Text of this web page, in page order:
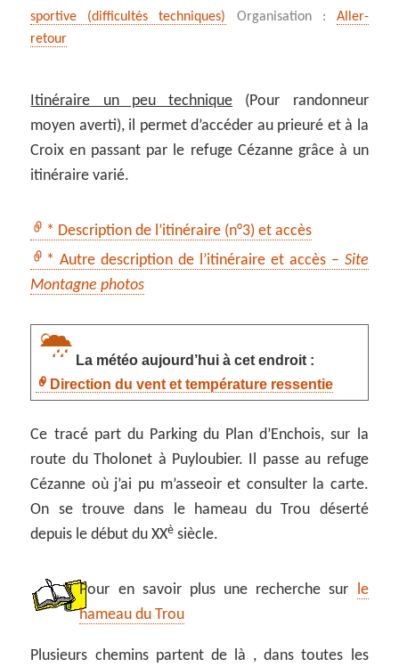
sportive (difficultés techniques) Organisation : Aller-
retour
Itinéraire un peu technique (Pour randonneur
moyen averti), il permet d’accéder au prieuré et à la
Croix en passant par le refuge Cézanne grâce à un
itinéraire varié.
* Description de l’itinéraire (n°3) et accès
* Autre description de l’itinéraire et accès – Site
Montagne photos
La météo aujourd’hui à cet endroit :
Direction du vent et température ressentie
Ce tracé part du Parking du Plan d’Enchois, sur la
route du Tholonet à Puyloubier. Il passe au refuge
Cézanne où j’ai pu m’asseoir et consulter la carte.
On se trouve dans le hameau du Trou déserté
depuis le début du XXè siècle.
Pour en savoir plus une recherche sur le
hameau du Trou
Plusieurs chemins partent de là , dans toutes les